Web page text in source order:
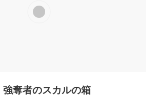
奪者のスカルの箱